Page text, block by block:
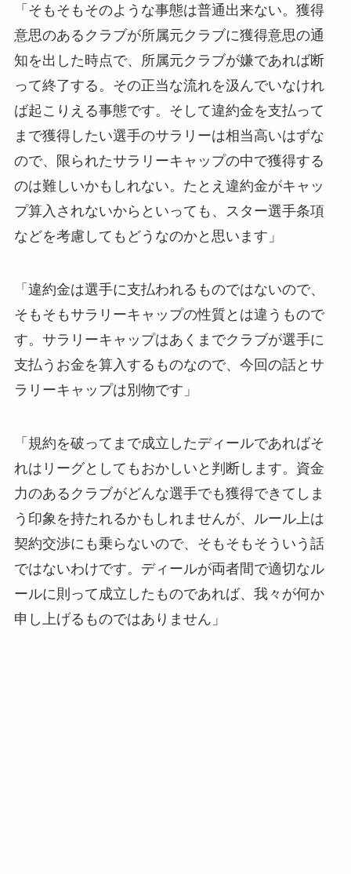
「そもそもそのような事態は普通出来ない。獲得
意思のあるクラブが所属元クラブに獲得意思の通
知を出した時点で、所属元クラブが嫌であれば断
って終了する。その正当な流れを汲んでいなけれ
ば起こりえる事態です。そして違約金を支払って
まで獲得したい選手のサラリーは相当高いはずな
ので、限られたサラリーキャップの中で獲得する
のは難しいかもしれない。たとえ違約金がキャッ
プ算入されないからといっても、スター選手条項
などを考慮してもどうなのかと思います」
「違約金は選手に支払われるものではないので、
そもそもサラリーキャップの性質とは違うもので
す。サラリーキャップはあくまでクラブが選手に
支払うお金を算入するものなので、今回の話とサ
ラリーキャップは別物です」
「規約を破ってまで成立したディールであればそ
れはリーグとしてもおかしいと判断します。資金
力のあるクラブがどんな選手でも獲得できてしま
う印象を持たれるかもしれませんが、ルール上は
契約交渉にも乗らないので、そもそもそういう話
ではないわけです。ディールが両者間で適切なル
ールに則って成立したものであれば、我々が何か
申し上げるものではありません」